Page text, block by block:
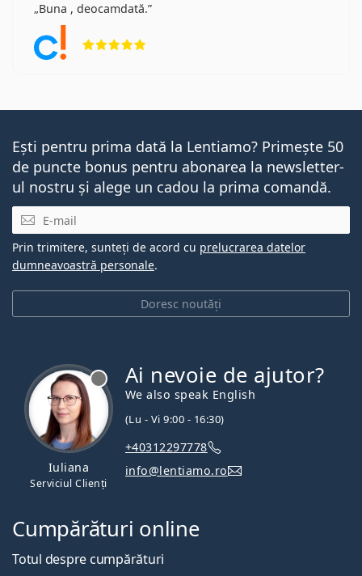
Buna , deocamdată.
Ești pentru prima dată la Lentiamo? Primește 50
de puncte bonus pentru abonarea la newsletter-
ul nostru și alege un cadou la prima comandă.
E-mail
Doresc noutăți
Prin trimitere, sunteți de acord cu prelucrarea datelor
dumneavoastră personale.
Iuliana
Serviciul Clienți
Ai nevoie de ajutor?
We also speak English
(Lu - Vi 9:00 - 16:30)
+40312297778
info@lentiamo.ro
Cumpărături online
Totul despre cumpărături